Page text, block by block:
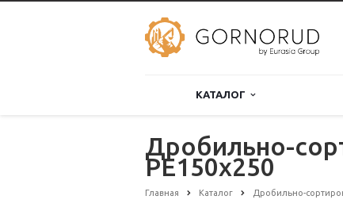
КАТАЛОГ
Дробильно-
РЕ150х250
Главная Каталог Дробильно-